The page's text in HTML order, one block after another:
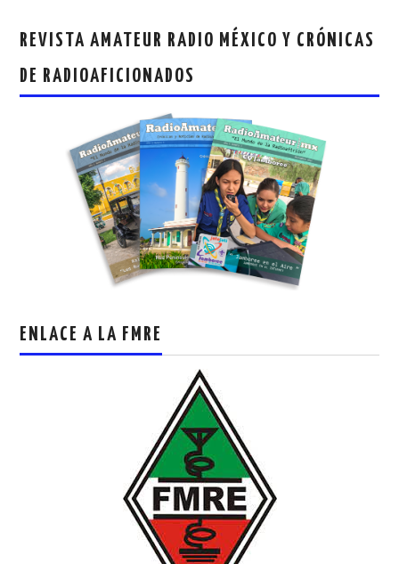
REVISTA AMATEUR RADIO MÉXICO Y CRÓNICAS
DE RADIOAFICIONADOS
ENLACE A LA FMRE